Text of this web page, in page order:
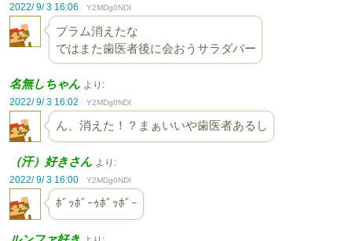
2022/ 9/ 3 16:06
Y2MDg0NDI
プラム消えたな
ではまた歯医者後に会おうサラダバー
名無しちゃん より:
2022/ 9/ 3 16:02
Y2MDg0NDI
ん、消えた！？まぁいいや歯医者あるし
（汗）好きさん より:
2022/ 9/ 3 16:00
Y2MDg0NDI
ﾎﾞｯﾎﾞｰｩﾎﾞｯﾎﾞｰ